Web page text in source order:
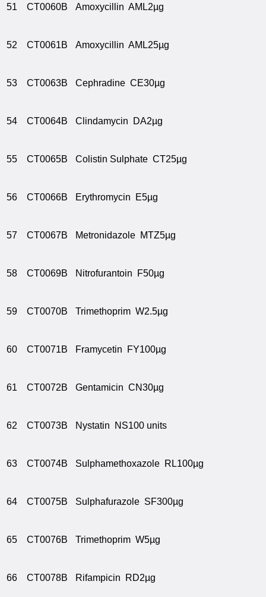
51 CT0060B Amoxycillin AML2µg
52 CT0061B Amoxycillin AML25µg
53 CT0063B Cephradine CE30µg
54 CT0064B Clindamycin DA2µg
55 CT0065B Colistin Sulphate CT25µg
56 CT0066B Erythromycin E5µg
57 CT0067B Metronidazole MTZ5µg
58 CT0069B Nitrofurantoin F50µg
59 CT0070B Trimethoprim W2.5µg
60 CT0071B Framycetin FY100µg
61 CT0072B Gentamicin CN30µg
62 CT0073B Nystatin NS100 units
63 CT0074B Sulphamethoxazole RL100µg
64 CT0075B Sulphafurazole SF300µg
65 CT0076B Trimethoprim W5µg
66 CT0078B Rifampicin RD2µg